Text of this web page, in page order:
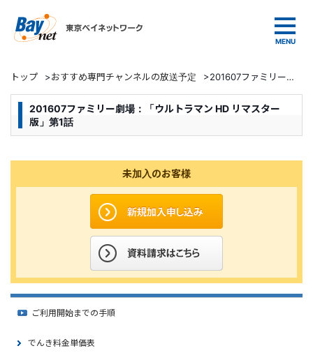
トップ >おすすめ専門チャンネルの放送予定 >201607ファミリー劇場：「ウルトラマン HD リマスター版」第1話
201607ファミリー劇場：「ウルトラマン HD リマスター
版」第1話
未加入のお客様
ご利用開始までの手順
でんき料金単価表